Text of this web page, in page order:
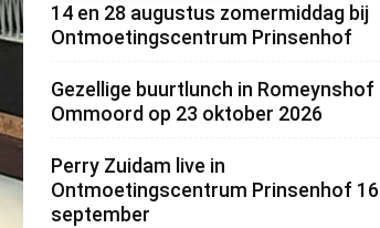
14 en 28 augustus zomermiddag bij
Ontmoetingscentrum Prinsenhof
Gezellige buurtlunch in Romeynshof
Ommoord op 23 oktober 2026
Perry Zuidam live in
Ontmoetingscentrum Prinsenhof 16
september